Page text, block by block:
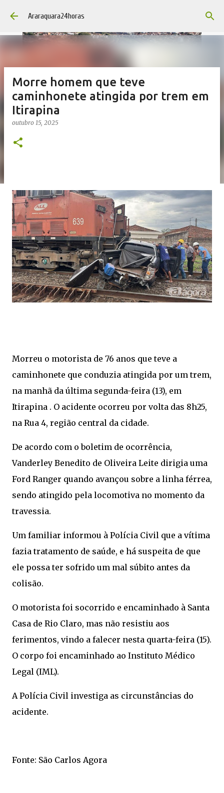
Pular para o conteúdo principal
Araraquara24horas
Morre homem que teve
caminhonete atingida por trem em
Itirapina
outubro 15, 2025
Morreu o motorista de 76 anos que teve a
caminhonete que conduzia atingida por um trem,
na manhã da última segunda-feira (13), em
Itirapina . O acidente ocorreu por volta das 8h25,
na Rua 4, região central da cidade.
De acordo com o boletim de ocorrência,
Vanderley Benedito de Oliveira Leite dirigia uma
Ford Ranger quando avançou sobre a linha férrea,
sendo atingido pela locomotiva no momento da
travessia.
Um familiar informou à Polícia Civil que a vítima
fazia tratamento de saúde, e há suspeita de que
ele possa ter sofrido um mal súbito antes da
colisão.
O motorista foi socorrido e encaminhado à Santa
Casa de Rio Claro, mas não resistiu aos
ferimentos, vindo a falecer nesta quarta-feira (15).
O corpo foi encaminhado ao Instituto Médico
Legal (IML).
A Polícia Civil investiga as circunstâncias do
acidente.
Fonte: São Carlos Agora